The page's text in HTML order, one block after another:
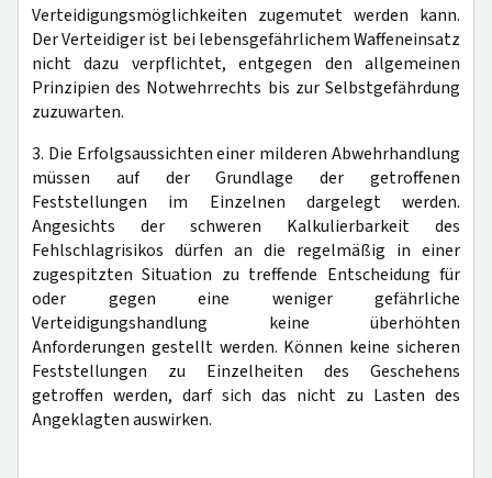
Verteidigungsmöglichkeiten zugemutet werden kann.
Der Verteidiger ist bei lebensgefährlichem Waffeneinsatz
nicht dazu verpflichtet, entgegen den allgemeinen
Prinzipien des Notwehrrechts bis zur Selbstgefährdung
zuzuwarten.
3. Die Erfolgsaussichten einer milderen Abwehrhandlung
müssen auf der Grundlage der getroffenen
Feststellungen im Einzelnen dargelegt werden.
Angesichts der schweren Kalkulierbarkeit des
Fehlschlagrisikos dürfen an die regelmäßig in einer
zugespitzten Situation zu treffende Entscheidung für
oder gegen eine weniger gefährliche
Verteidigungshandlung keine überhöhten
Anforderungen gestellt werden. Können keine sicheren
Feststellungen zu Einzelheiten des Geschehens
getroffen werden, darf sich das nicht zu Lasten des
Angeklagten auswirken.